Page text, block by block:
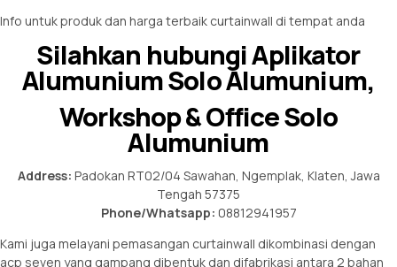
Info untuk produk dan harga terbaik curtainwall di tempat anda
Silahkan hubungi Aplikator
Alumunium Solo Alumunium,
Workshop & Office Solo
Alumunium
Address: Padokan RT02/04 Sawahan, Ngemplak, Klaten, Jawa
Tengah 57375
Phone/Whatsapp: 08812941957
Kami juga melayani pemasangan curtainwall dikombinasi dengan
acp seven yang gampang dibentuk dan difabrikasi antara 2 bahan